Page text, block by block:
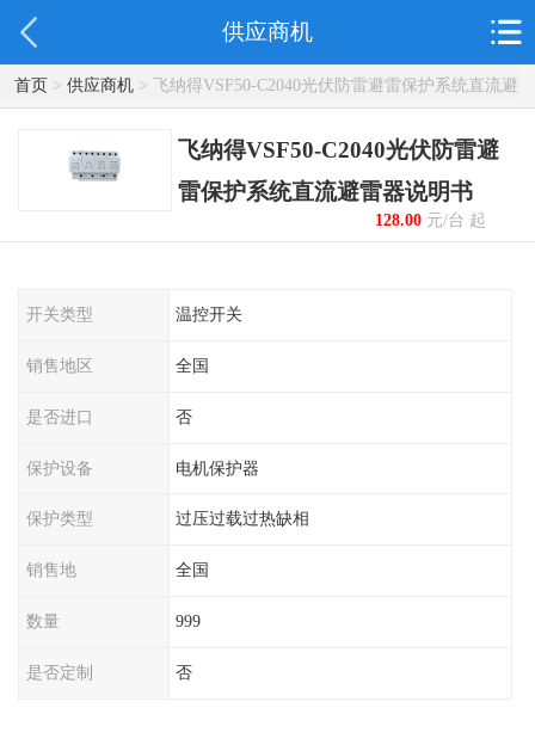
供应商机
首页> 供应商机> 飞纳得VSF50-C2040光伏防雷避雷保护系统直流避
雷器说明书
飞纳得VSF50-C2040光伏防雷避
雷保护系统直流避雷器说明书
128.00元/台 起
开关类型 温控开关
销售地区 全国
是否进口 否
保护设备 电机保护器
保护类型 过压过载过热缺相
销售地 全国
数量 999
是否定制 否